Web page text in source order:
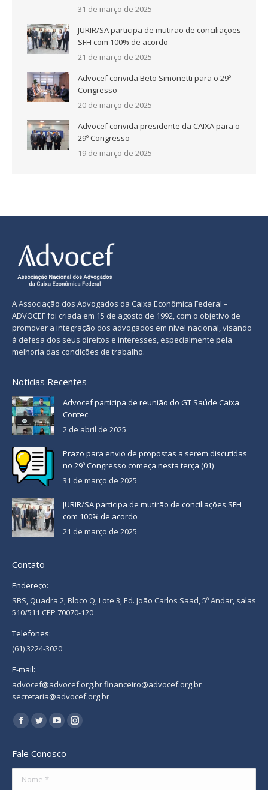
31 de março de 2025
JURIR/SA participa de mutirão de conciliações
SFH com 100% de acordo
21 de março de 2025
Advocef convida Beto Simonetti para o 29º
Congresso
20 de março de 2025
Advocef convida presidente da CAIXA para o
29º Congresso
19 de março de 2025
A Associação dos Advogados da Caixa Econômica Federal –
ADVOCEF foi criada em 15 de agosto de 1992, com o objetivo de
promover a integração dos advogados em nível nacional, visando
à defesa dos seus direitos e interesses, especialmente pela
melhoria das condições de trabalho.
Notícias Recentes
Advocef participa de reunião do GT Saúde Caixa
Contec
2 de abril de 2025
Prazo para envio de propostas a serem discutidas
no 29º Congresso começa nesta terça (01)
31 de março de 2025
JURIR/SA participa de mutirão de conciliações SFH
com 100% de acordo
21 de março de 2025
Contato
Endereço:
SBS, Quadra 2, Bloco Q, Lote 3, Ed. João Carlos Saad, 5º Andar, salas
510/511 CEP 70070-120
Telefones:
(61) 3224-3020
E-mail:
advocef@advocef.org.br financeiro@advocef.org.br
secretaria@advocef.org.br
Encontre-nos em:
Facebook
opens
Twitter
opens
YouTube
opens
Instagram
Fale Conosco
Nome *